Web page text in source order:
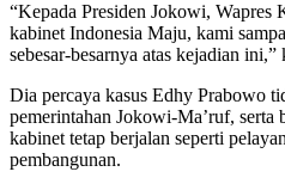
“Kepada Presiden Jokowi, Wapres
kabinet Indonesia Maju, kami
sebesar-besarnya atas kejadian
Dia percaya kasus Edhy Prabowo
pemerintahan Jokowi-Ma’ruf, serta
kabinet tetap berjalan seperti
pembangunan.